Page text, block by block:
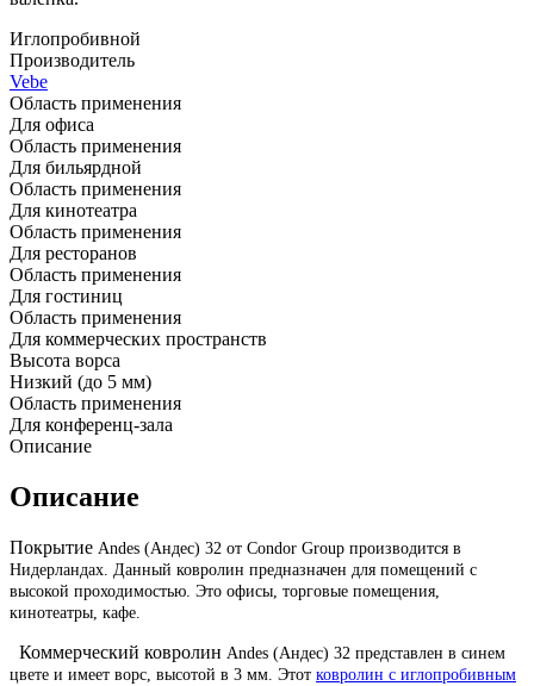
Иглопробивной
Производитель
Vebe
Область применения
Для офиса
Область применения
Для бильярдной
Область применения
Для кинотеатра
Область применения
Для ресторанов
Область применения
Для гостиниц
Область применения
Для коммерческих пространств
Высота ворса
Низкий (до 5 мм)
Область применения
Для конференц-зала
Описание
Описание
Покрытие Andes (Андес) 32 от Condor Group производится в
Нидерландах. Данный ковролин предназначен для помещений с
высокой проходимостью. Это офисы, торговые помещения,
кинотеатры, кафе.
Коммерческий ковролин Andes (Андес) 32 представлен в синем
цвете и имеет ворс, высотой в 3 мм. Этот ковролин с иглопробивным